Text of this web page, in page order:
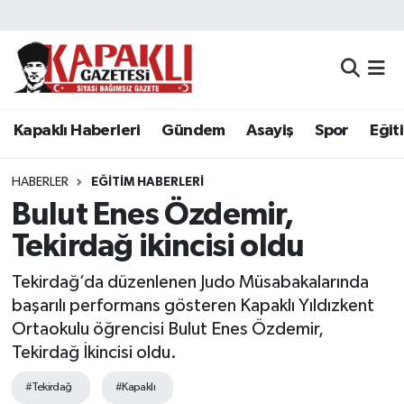
Kapaklı Haberleri Gündem Asayiş Spor
HABERLER EĞITIM HABERLERI
Bulut Enes Özdemir,
Tekirdağ ikincisi oldu
Tekirdağ’da düzenlenen Judo Müsabakalarında
başarılı performans gösteren Kapaklı Yıldızkent
Ortaokulu öğrencisi Bulut Enes Özdemir,
Tekirdağ İkincisi oldu.
#Tekirdağ #Kapaklı
Kapaklı Haberleri
Asayiş
Spor
Eğitim
Siyaset
Resmi Reklamlar
Tekirdağ
Tekirdağ Nöbetçi Eczaneler
Tekirdağ Namaz Vakitleri
Tekirdağ Trafik Yoğunluk Haritası
Süper Lig Puan Durumu ve Fikstür
Tüm Manşetler
Son Dakika Haberleri
Haber Arşivi